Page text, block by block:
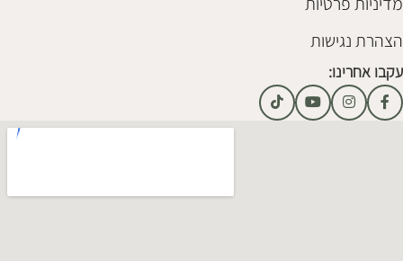
הצהרת נגישות
עקבו אחרינו: